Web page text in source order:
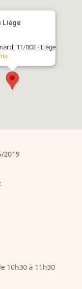
Liège
11/003 - Liège
2019
10h30 à 11h30